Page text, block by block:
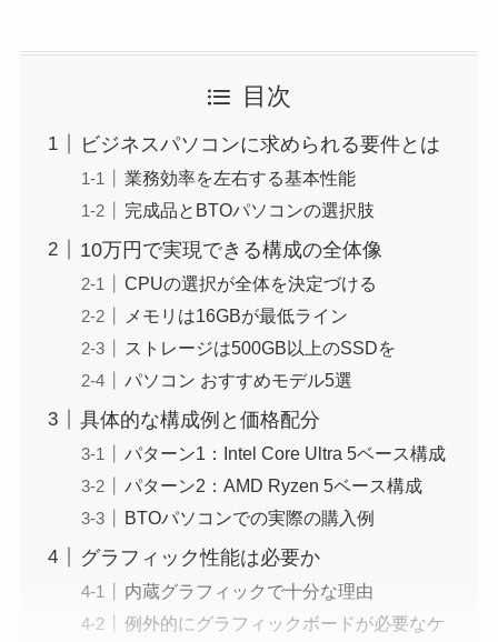
目次
ビジネスパソコンに求められる要件とは
業務効率を左右する基本性能
完成品とBTOパソコンの選択肢
10万円で実現できる構成の全体像
CPUの選択が全体を決定づける
メモリは16GBが最低ライン
ストレージは500GB以上のSSDを
パソコン おすすめモデル5選
具体的な構成例と価格配分
パターン1：Intel Core Ultra 5ベース構成
パターン2：AMD Ryzen 5ベース構成
BTOパソコンでの実際の購入例
グラフィック性能は必要か
内蔵グラフィックで十分な理由
例外的にグラフィックボードが必要なケ